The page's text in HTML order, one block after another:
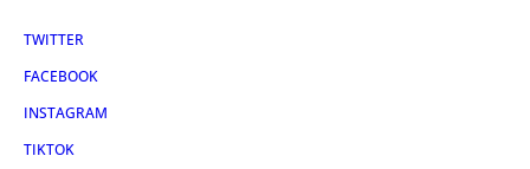
TWITTER
FACEBOOK
INSTAGRAM
TIKTOK